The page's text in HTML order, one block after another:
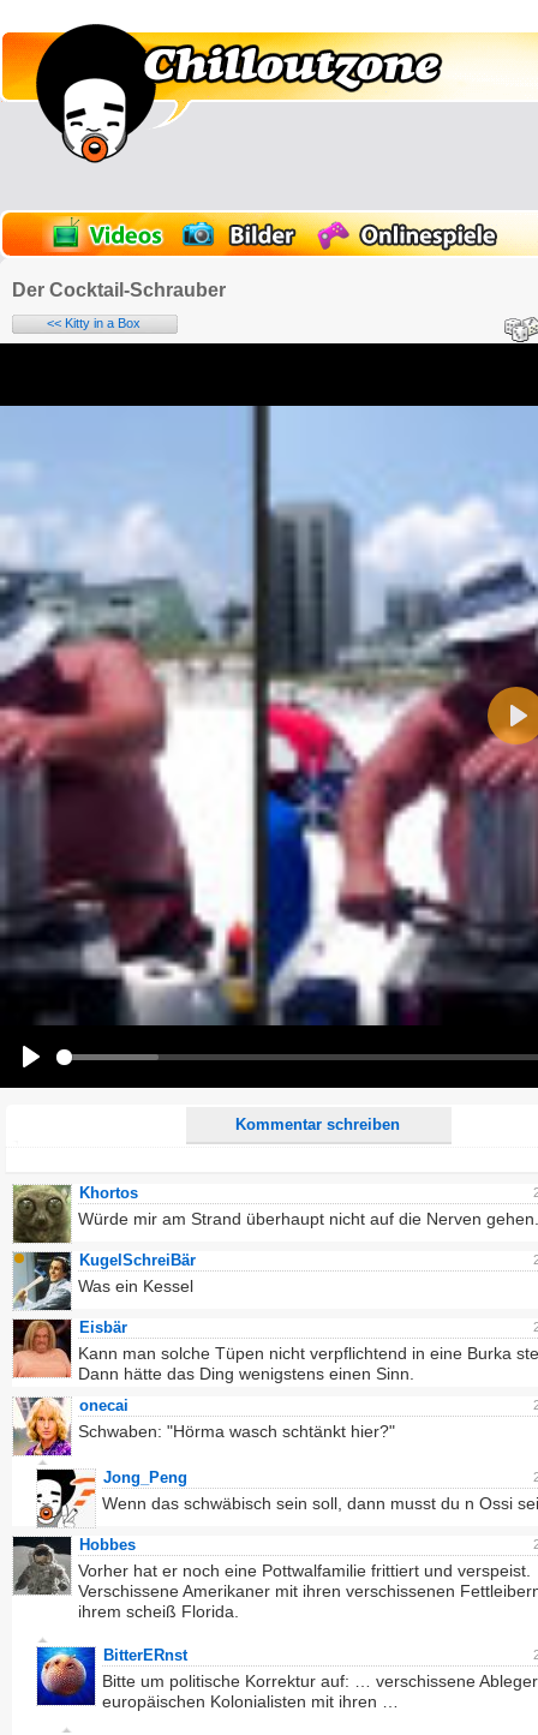
Der Cocktail-Schrauber
<< Kitty in a Box
Kommentar schreiben
Alle HTML-Tags außer <br>, <strike> und <i> werden aus Deinem Kommentar entfernt.
URLs werden automatisch umgewandelt. Bitte verwende "www." oder "http://" in URLs
Ich möchte eine E-Mail, wenn auf dieser Seite weitere Kommentare erscheinen.
Khortos
Würde mir am Strand überhaupt nicht auf die Nerven
KugelSchreiBär
Was ein Kessel
Eisbär
Kann man solche Tüpen nicht verpflichtend in eine Burka
Dann hätte das Ding wenigstens einen Sinn.
onecai
Schwaben: "Hörma wasch schtänkt hier?"
Jong_Peng
Wenn das schwäbisch sein soll, dann musst du n Ossi
Hobbes
Vorher hat er noch eine Pottwalfamilie frittiert und verspeist.
Verschissene Amerikaner mit ihren verschissenen
ihrem scheiß Florida.
BitterERnst
Bitte um politische Korrektur auf: … verschissene
europäischen Kolonialisten mit ihren …